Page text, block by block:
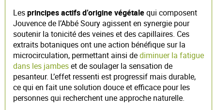
Lesprincipes actifs d’origine végétalequi composent
Jouvence de l’Abbé Soury agissent en synergie pour
soutenir la tonicité des veines et des capillaires. Ces
extraits botaniques ont une action bénéfique sur la
microcirculation, permettant ainsi dediminuer la fatigue
dans les jambeset de soulager la sensation de
pesanteur. L’effet ressenti est progressif mais durable,
ce qui en fait une solution douce et efficace pour les
personnes qui recherchent une approche naturelle.